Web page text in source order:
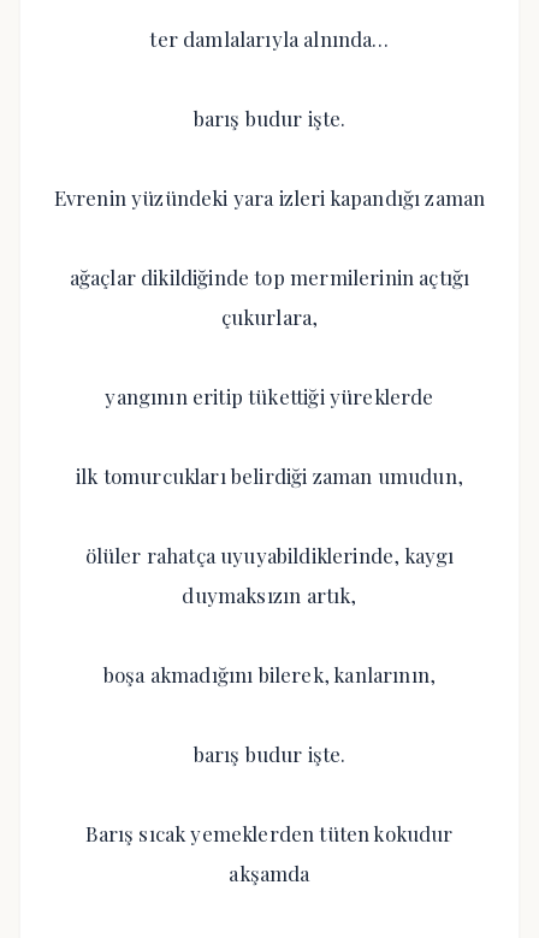
ter damlalarıyla alnında…
barış budur işte.
Evrenin yüzündeki yara izleri kapandığı zaman
ağaçlar dikildiğinde top mermilerinin açtığı
çukurlara,
yangının eritip tükettiği yüreklerde
ilk tomurcukları belirdiği zaman umudun,
ölüler rahatça uyuyabildiklerinde, kaygı
duymaksızın artık,
boşa akmadığını bilerek, kanlarının,
barış budur işte.
Barış sıcak yemeklerden tüten kokudur
akşamda